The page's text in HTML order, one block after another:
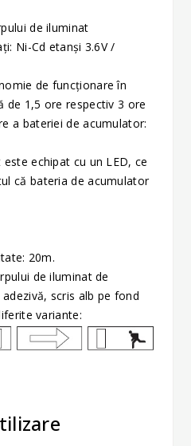
de iluminat
Ni-Cd etanşi 3.6V /
de funcţionare în
de 1,5 ore respectiv 3 ore
a bateriei de acumulator:
echipat cu un LED, ce
că bateria de acumulator
20m.
de iluminat de
scris alb pe fond
variante: